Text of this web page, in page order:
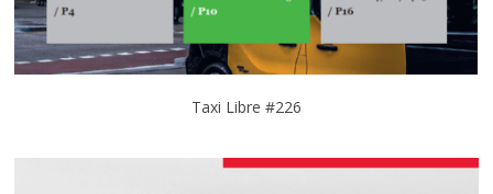
Taxi Libre #226